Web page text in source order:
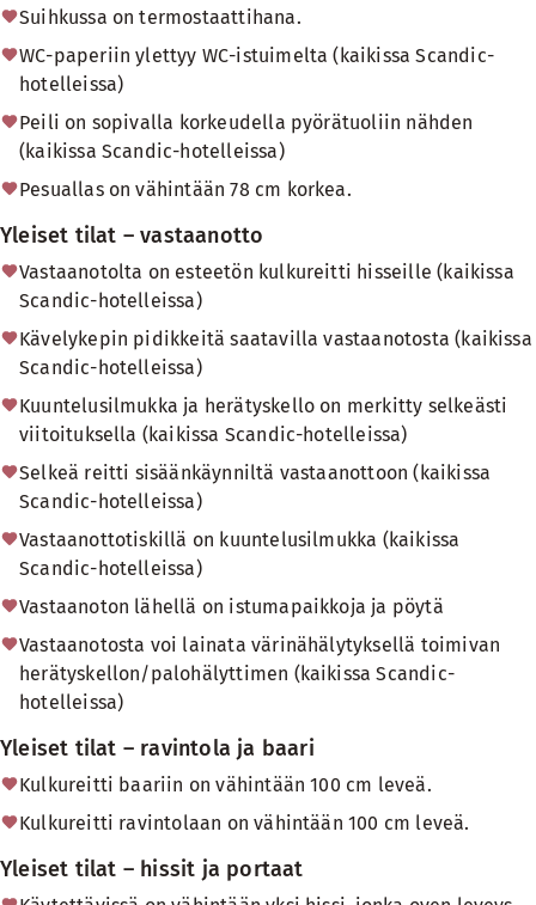
Suihkussa on termostaattihana.
WC-paperiin ylettyy WC-istuimelta (kaikissa Scandic-
hotelleissa)
Peili on sopivalla korkeudella pyörätuoliin nähden
(kaikissa Scandic-hotelleissa)
Pesuallas on vähintään 78 cm korkea.
Yleiset tilat – vastaanotto
Vastaanotolta on esteetön kulkureitti hisseille (kaikissa
Scandic-hotelleissa)
Kävelykepin pidikkeitä saatavilla vastaanotosta (kaikissa
Scandic-hotelleissa)
Kuuntelusilmukka ja herätyskello on merkitty selkeästi
viitoituksella (kaikissa Scandic-hotelleissa)
Selkeä reitti sisäänkäynniltä vastaanottoon (kaikissa
Scandic-hotelleissa)
Vastaanottotiskillä on kuuntelusilmukka (kaikissa
Scandic-hotelleissa)
Vastaanoton lähellä on istumapaikkoja ja pöytä
Vastaanotosta voi lainata värinähälytyksellä toimivan
herätyskellon/palohälyttimen (kaikissa Scandic-
hotelleissa)
Yleiset tilat – ravintola ja baari
Kulkureitti baariin on vähintään 100 cm leveä.
Kulkureitti ravintolaan on vähintään 100 cm leveä.
Yleiset tilat – hissit ja portaat